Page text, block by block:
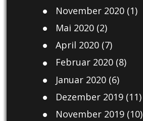
November 2020(1)
Mai 2020(2)
April 2020(7)
Februar 2020(8)
Januar 2020(6)
Dezember 2019(11)
November 2019(10)